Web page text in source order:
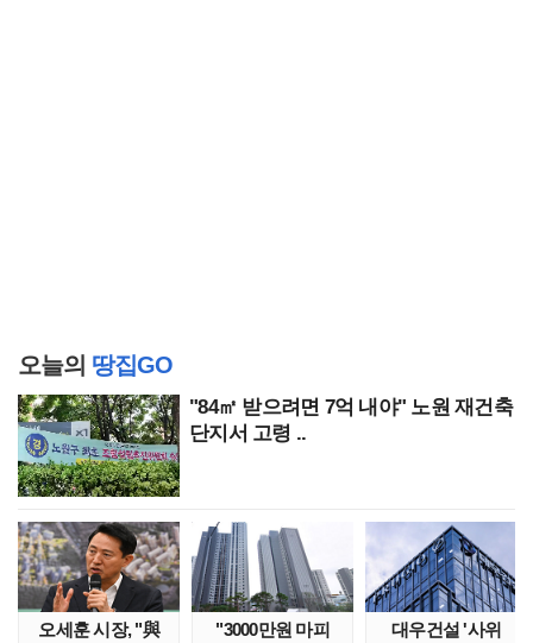
오늘의 땅집GO
"84㎡ 받으려면 7억 내야" 노원 재건축
단지서 고령 ..
오세훈 시장, "與
"3000만원 마피
대우건설 '사위